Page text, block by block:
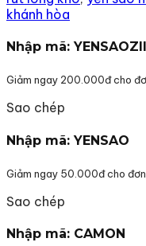
Hộp
50gr
số
lượng
khánh hòa
Nhập mã: YENSAOZII
Giảm ngay 200.000đ cho
Sao chép
Nhập mã: YENSAO
Giảm ngay 50.000đ cho
Sao chép
Nhập mã: CAMON